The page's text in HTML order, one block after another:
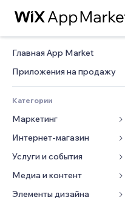
Главная App Market
Приложения на продажу
Категории
Маркетинг
Реклама
Моб. версия
Веб-аналитика
Интернет-магазин
Приложения для магазинов
Доставка
Кнопки продаж
Услуги и события
Отели
События
Медиа и контент
Галерея
Элементы дизайна